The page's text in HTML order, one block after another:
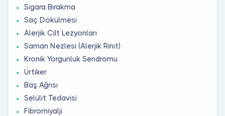
Sigara Bırakma
Saç Dökülmesi
Alerjik Cilt Lezyonları
Saman Nezlesi (Alerjik Rinit)
Kronik Yorgunluk Sendromu
Ürtiker
Baş Ağrısı
Selülit Tedavisi
Fibromiyalji